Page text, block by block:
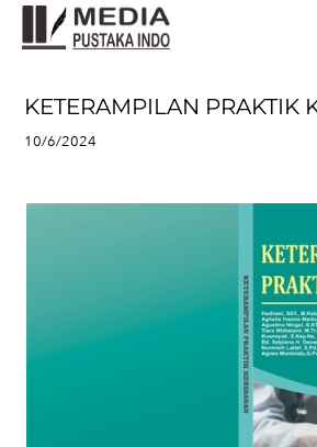
KETERAMPILAN PRAKTIK
10/6/2024